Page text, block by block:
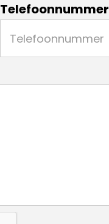
Telefoonnummer